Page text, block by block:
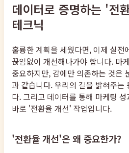
데이터로 증명하는 '전
테크닉
훌륭한 계획을 세웠다면, 이제 실전
끊임없이 개선해나가야 합니다. 마
중요하지만, 감에만 의존하는 것은
과 같습니다. 우리의 길을 밝혀주는
다. 그리고 데이터를 통해 마케팅
바로 '전환율 개선' 작업입니다.
'전환율 개선'은 왜 중요한가?